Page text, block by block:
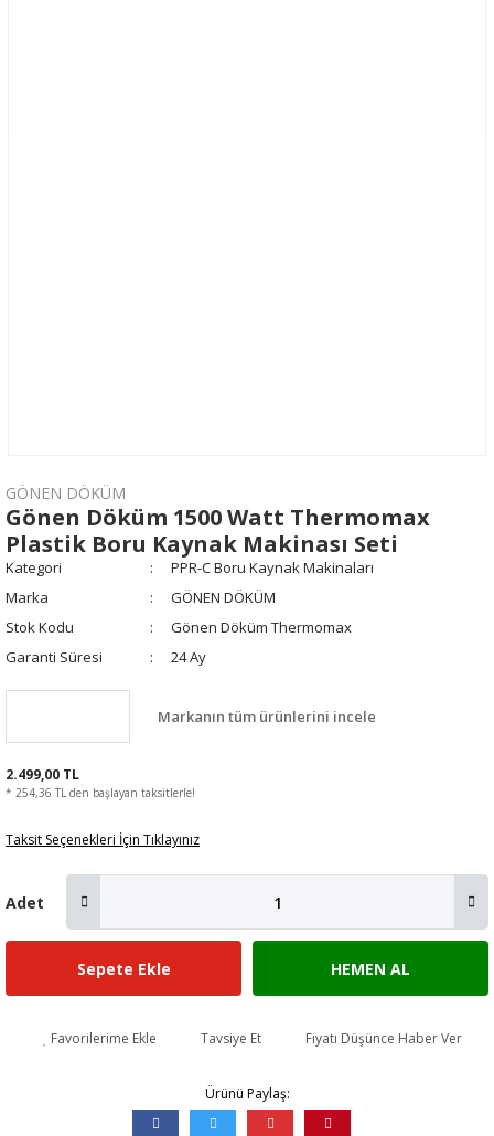
GÖNEN DÖKÜM
Gönen Döküm 1500 Watt Thermomax
Plastik Boru Kaynak Makinası Seti
Kategori
PPR-C Boru Kaynak Makinaları
Marka
GÖNEN DÖKÜM
Stok Kodu
Gönen Döküm Thermomax
Garanti Süresi
24 Ay
Markanın tüm ürünlerini incele
2.499,00 TL
* 254,36 TL den başlayan taksitlerle!
Taksit Seçenekleri İçin Tıklayınız
Adet
Sepete Ekle HEMEN AL
Favorilerime Ekle Tavsiye Et Fiyatı Düşünce Haber Ver
Ürünü Paylaş: